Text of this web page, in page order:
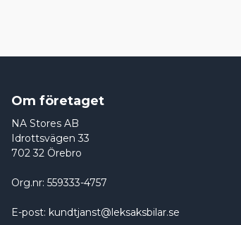
Om företaget
NA Stores AB
Idrottsvägen 33
702 32 Örebro
Org.nr: 559333-4757
E-post: kundtjanst@leksaksbilar.se